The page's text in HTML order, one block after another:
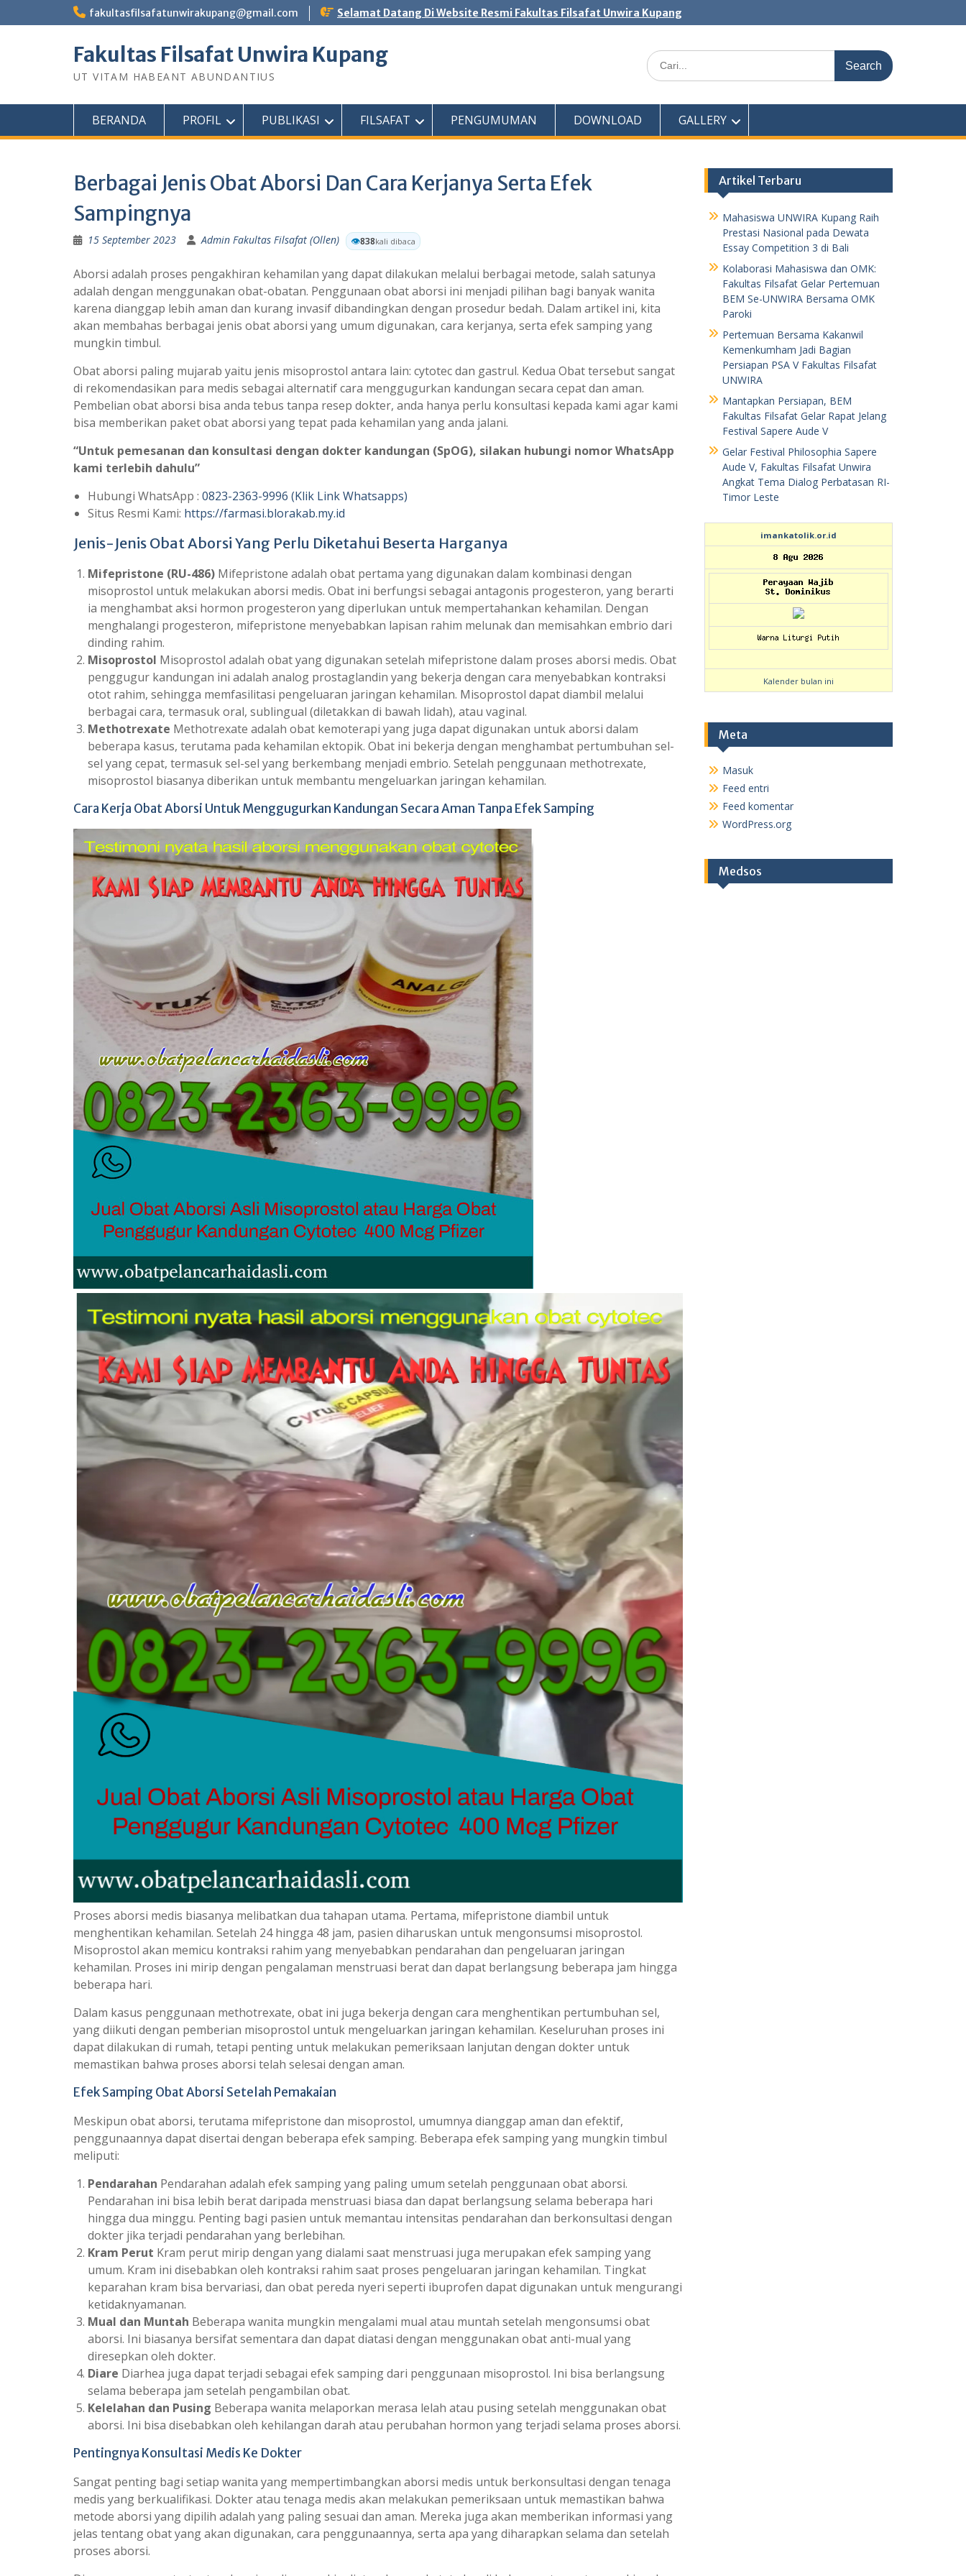
to
fakultasfilsafatunwirakupang@gmail.com Selamat Datang Di Website Resmi Fakultas Filsafat Unwira Kupang
Fakultas Filsafat Unwira Kupang
UT VITAM HABEANT ABUNDANTIUS
Search
for:
BERANDA PROFIL PUBLIKASI FILSAFAT PENGUMUMAN DOWNLOAD GALLERY
Berbagai Jenis Obat Aborsi Dan Cara Kerjanya Serta Efek
Sampingnya
15 September 2023 Admin Fakultas Filsafat (Ollen) 👁️838kali dibaca
Aborsi adalah proses pengakhiran kehamilan yang dapat dilakukan melalui berbagai metode, salah satunya
adalah dengan menggunakan obat-obatan. Penggunaan obat aborsi ini menjadi pilihan bagi banyak wanita
karena dianggap lebih aman dan kurang invasif dibandingkan dengan prosedur bedah. Dalam artikel ini, kita
akan membahas berbagai jenis obat aborsi yang umum digunakan, cara kerjanya, serta efek samping yang
mungkin timbul.
Obat aborsi paling mujarab yaitu jenis misoprostol antara lain: cytotec dan gastrul. Kedua Obat tersebut sangat
di rekomendasikan para medis sebagai alternatif cara menggugurkan kandungan secara cepat dan aman.
Pembelian obat aborsi bisa anda tebus tanpa resep dokter, anda hanya perlu konsultasi kepada kami agar kami
bisa memberikan paket obat aborsi yang tepat pada kehamilan yang anda jalani.
“Untuk pemesanan dan konsultasi dengan dokter kandungan (SpOG), silakan hubungi nomorWhatsApp
kami terlebih dahulu”
Hubungi WhatsApp : 0823-2363-9996 (Klik Link Whatsapps)
Situs Resmi Kami: https://farmasi.blorakab.my.id
Jenis-Jenis Obat Aborsi Yang Perlu Diketahui Beserta Harganya
Mifepristone (RU-486) Mifepristone adalah obat pertama yang digunakan dalam kombinasi dengan
misoprostol untuk melakukan aborsi medis. Obat ini berfungsi sebagai antagonis progesteron, yang berarti
ia menghambat aksi hormon progesteron yang diperlukan untuk mempertahankan kehamilan. Dengan
menghalangi progesteron, mifepristone menyebabkan lapisan rahim melunak dan memisahkan embrio dari
dinding rahim.
Misoprostol Misoprostol adalah obat yang digunakan setelah mifepristone dalam proses aborsi medis. Obat
penggugur kandungan ini adalah analog prostaglandin yang bekerja dengan cara menyebabkan kontraksi
otot rahim, sehingga memfasilitasi pengeluaran jaringan kehamilan. Misoprostol dapat diambil melalui
berbagai cara, termasuk oral, sublingual (diletakkan di bawah lidah), atau vaginal.
Methotrexate Methotrexate adalah obat kemoterapi yang juga dapat digunakan untuk aborsi dalam
beberapa kasus, terutama pada kehamilan ektopik. Obat ini bekerja dengan menghambat pertumbuhan sel-
sel yang cepat, termasuk sel-sel yang berkembang menjadi embrio. Setelah penggunaan methotrexate,
misoprostol biasanya diberikan untuk membantu mengeluarkan jaringan kehamilan.
Cara Kerja Obat Aborsi Untuk Menggugurkan Kandungan Secara Aman Tanpa Efek Samping
Proses aborsi medis biasanya melibatkan dua tahapan utama. Pertama, mifepristone diambil untuk
menghentikan kehamilan. Setelah 24 hingga 48 jam, pasien diharuskan untuk mengonsumsi misoprostol.
Misoprostol akan memicu kontraksi rahim yang menyebabkan pendarahan dan pengeluaran jaringan
kehamilan. Proses ini mirip dengan pengalaman menstruasi berat dan dapat berlangsung beberapa jam hingga
beberapa hari.
Dalam kasus penggunaan methotrexate, obat ini juga bekerja dengan cara menghentikan pertumbuhan sel,
yang diikuti dengan pemberian misoprostol untuk mengeluarkan jaringan kehamilan. Keseluruhan proses ini
dapat dilakukan di rumah, tetapi penting untuk melakukan pemeriksaan lanjutan dengan dokter untuk
memastikan bahwa proses aborsi telah selesai dengan aman.
Efek Samping Obat Aborsi Setelah Pemakaian
Meskipun obat aborsi, terutama mifepristone dan misoprostol, umumnya dianggap aman dan efektif,
penggunaannya dapat disertai dengan beberapa efek samping. Beberapa efek samping yang mungkin timbul
meliputi:
Pendarahan Pendarahan adalah efek samping yang paling umum setelah penggunaan obat aborsi.
Pendarahan ini bisa lebih berat daripada menstruasi biasa dan dapat berlangsung selama beberapa hari
hingga dua minggu. Penting bagi pasien untuk memantau intensitas pendarahan dan berkonsultasi dengan
dokter jika terjadi pendarahan yang berlebihan.
Kram Perut Kram perut mirip dengan yang dialami saat menstruasi juga merupakan efek samping yang
umum. Kram ini disebabkan oleh kontraksi rahim saat proses pengeluaran jaringan kehamilan. Tingkat
keparahan kram bisa bervariasi, dan obat pereda nyeri seperti ibuprofen dapat digunakan untuk mengurangi
ketidaknyamanan.
Mual dan Muntah Beberapa wanita mungkin mengalami mual atau muntah setelah mengonsumsi obat
aborsi. Ini biasanya bersifat sementara dan dapat diatasi dengan menggunakan obat anti-mual yang
diresepkan oleh dokter.
Diare Diarhea juga dapat terjadi sebagai efek samping dari penggunaan misoprostol. Ini bisa berlangsung
selama beberapa jam setelah pengambilan obat.
Kelelahan dan Pusing Beberapa wanita melaporkan merasa lelah atau pusing setelah menggunakan obat
aborsi. Ini bisa disebabkan oleh kehilangan darah atau perubahan hormon yang terjadi selama proses aborsi.
Pentingnya Konsultasi Medis Ke Dokter
Sangat penting bagi setiap wanita yang mempertimbangkan aborsi medis untuk berkonsultasi dengan tenaga
medis yang berkualifikasi. Dokter atau tenaga medis akan melakukan pemeriksaan untuk memastikan bahwa
metode aborsi yang dipilih adalah yang paling sesuai dan aman. Mereka juga akan memberikan informasi yang
jelas tentang obat yang akan digunakan, cara penggunaannya, serta apa yang diharapkan selama dan setelah
proses aborsi.
Artikel Terbaru
Mahasiswa UNWIRA Kupang Raih
Prestasi Nasional pada Dewata
Essay Competition 3 di Bali
Kolaborasi Mahasiswa dan OMK:
Fakultas Filsafat Gelar Pertemuan
BEM Se-UNWIRA Bersama OMK
Paroki
Pertemuan Bersama Kakanwil
Kemenkumham Jadi Bagian
Persiapan PSA V Fakultas Filsafat
UNWIRA
Mantapkan Persiapan, BEM
Fakultas Filsafat Gelar Rapat Jelang
Festival Sapere Aude V
Gelar Festival Philosophia Sapere
Aude V, Fakultas Filsafat Unwira
Angkat Tema Dialog Perbatasan RI-
Timor Leste
imankatolik.or.id
Kalender bulan ini
Meta
Masuk
Feed entri
Feed komentar
WordPress.org
Medsos